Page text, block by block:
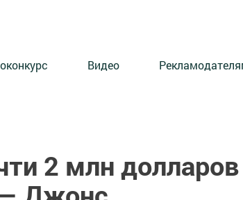
Видео
2 млн долларов